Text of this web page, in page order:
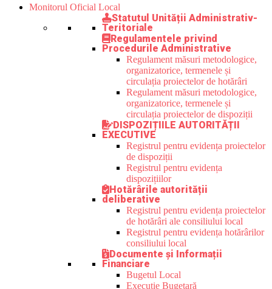
Monitorul Oficial Local
Statutul Unității Administrativ-
Teritoriale
Regulamentele privind
Procedurile Administrative
Regulament măsuri metodologice,
organizatorice, termenele și
circulația proiectelor de hotărâri
Regulament măsuri metodologice,
organizatorice, termenele și
circulația proiectelor de dispoziții
DISPOZIȚIILE AUTORITĂȚII
EXECUTIVE
Registrul pentru evidența proiectelor
de dispoziții
Registrul pentru evidența
dispozițiilor
Hotărârile autorității
deliberative
Registrul pentru evidența proiectelor
de hotărâri ale consiliului local
Registrul pentru evidența hotărârilor
consiliului local
Documente și Informații
Financiare
Bugetul Local
Execuție Bugetară